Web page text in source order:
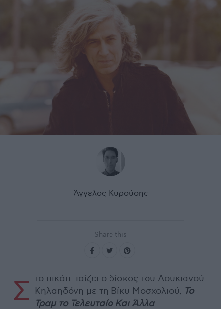
Άγγελος Κυρούσης
Share this
Σ το πικάπ παίζει ο δίσκος του Λουκιανού
Κηλαηδόνη με τη Βίκυ Μοσχολιού, Το
Τραμ το Τελευταίο Και Άλλα